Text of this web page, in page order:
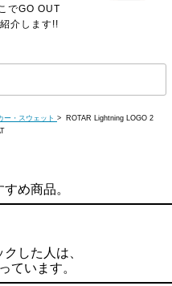
でGO OUT
介します!!
ー・スウェット > ROTAR Lightning LOGO 2
め商品。
した人は、
ています。